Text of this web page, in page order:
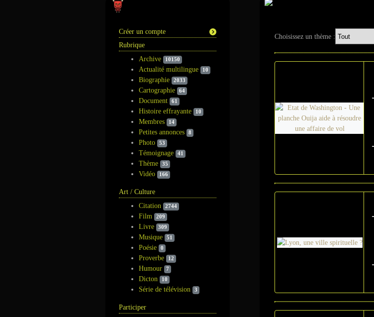
Créer un compte
Rubrique
Archive
10150
Actualité multilingue 10
Biographie 2033
Cartographie 64
Document 61
Histoire effrayante 10
Membres 14
Petites annonces 8
Photo 53
Témoignage 41
Thème 35
Vidéo 166
Art / Culture
Citation
2744
Film 209
Livre 309
Musique 51
Poésie 0
Proverbe 12
Humour 7
Dicton 10
Série de télévision 3
Participer
Choisissez un thème :